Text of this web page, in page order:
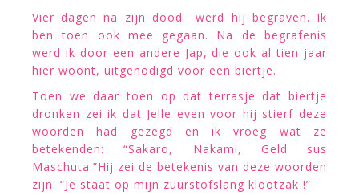
Vier dagen na zijn dood werd hij begraven. Ik
ben toen ook mee gegaan. Na de begrafenis
werd ik door een andere Jap, die ook al tien jaar
hier woont, uitgenodigd voor een biertje.
Toen we daar toen op dat terrasje dat biertje
dronken zei ik dat Jelle even voor hij stierf deze
woorden had gezegd en ik vroeg wat ze
betekenden: “Sakaro, Nakami, Geld sus
Maschuta.”Hij zei de betekenis van deze woorden
zijn: “Je staat op mijn zuurstofslang klootzak !”